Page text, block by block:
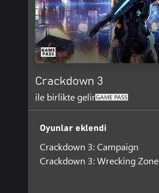
Crackdown 3
ile birlikte gelir
Oyunlar eklendi
Crackdown 3: Campaign
Crackdown 3: Wrecking Zone